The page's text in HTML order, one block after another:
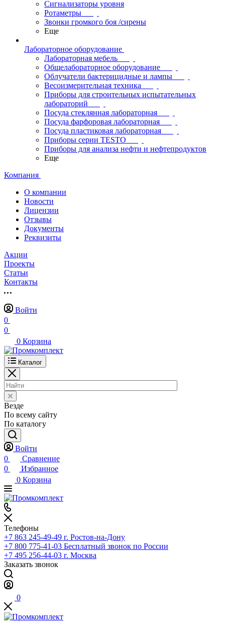
Сигнализаторы уровня
Ротаметры
Звонки громкого боя /сирены
Еще
Лабораторное оборудование
Лабораторная мебель
Общелабораторное оборудование
Облучатели бактерицидные и лампы
Весоизмерительная техника
Приборы для строительных испытательных
лабораторий
Посуда стеклянная лабораторная
Посуда фарфоровая лабораторная
Посуда пластиковая лабораторная
Приборы серии TESTO
Приборы для анализа нефти и нефтепродуктов
Еще
Компания
О компании
Новости
Лицензии
Отзывы
Документы
Реквизиты
Акции
Проекты
Статьи
Контакты
Войти
0
0
0 Корзина
Каталог
Везде
По всему сайту
По каталогу
Войти
0
Сравнение
0
Избранное
0 Корзина
Телефоны
+7 863 245-49-49 г. Ростов-на-Дону
+7 800 775-41-03 Бесплатный звонок по России
+7 495 256-44-03 г. Москва
Заказать звонок
0